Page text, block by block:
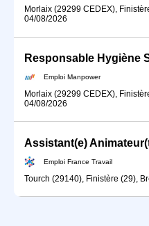
Morlaix (29299 CEDEX),
04/08/2026
Emploi Manpower
Morlaix (29299 CEDEX),
04/08/2026
Emploi France Travail
Tourch (29140), Finistère (29),